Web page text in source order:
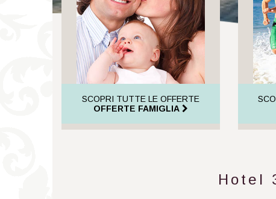
SCOPRI TUTTE LE OFFERTE
OFFERTE FAMIGLIA
Hotel